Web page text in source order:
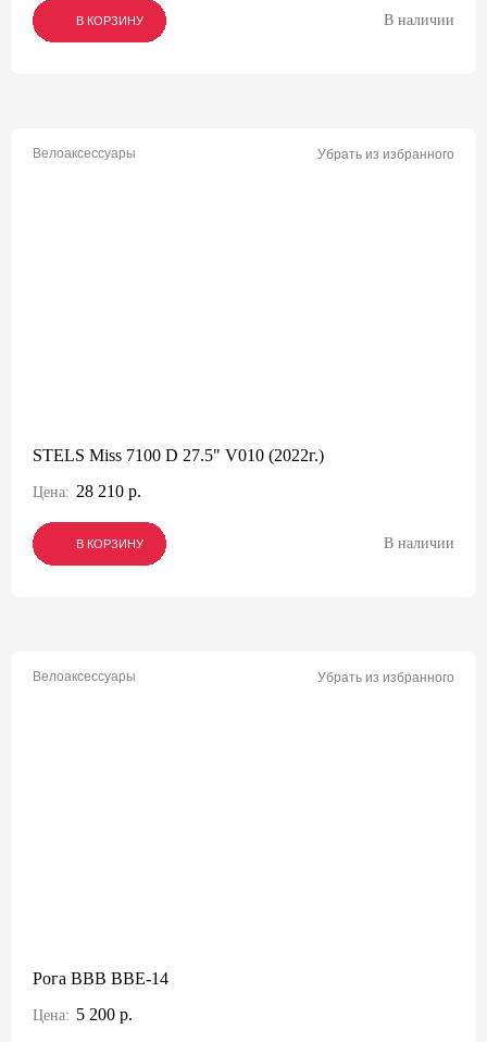
В КОРЗИНУ
В КОРЗИНУ
В КОРЗИНУ В наличии
Велоаксессуары Убрать из избранного
STELS Miss 7100 D 27.5" V010 (2022г.)
Цена: 28 210 р.
В КОРЗИНУ
В КОРЗИНУ
В КОРЗИНУ В наличии
Велоаксессуары Убрать из избранного
Рога BBB BBE-14
Цена: 5 200 р.